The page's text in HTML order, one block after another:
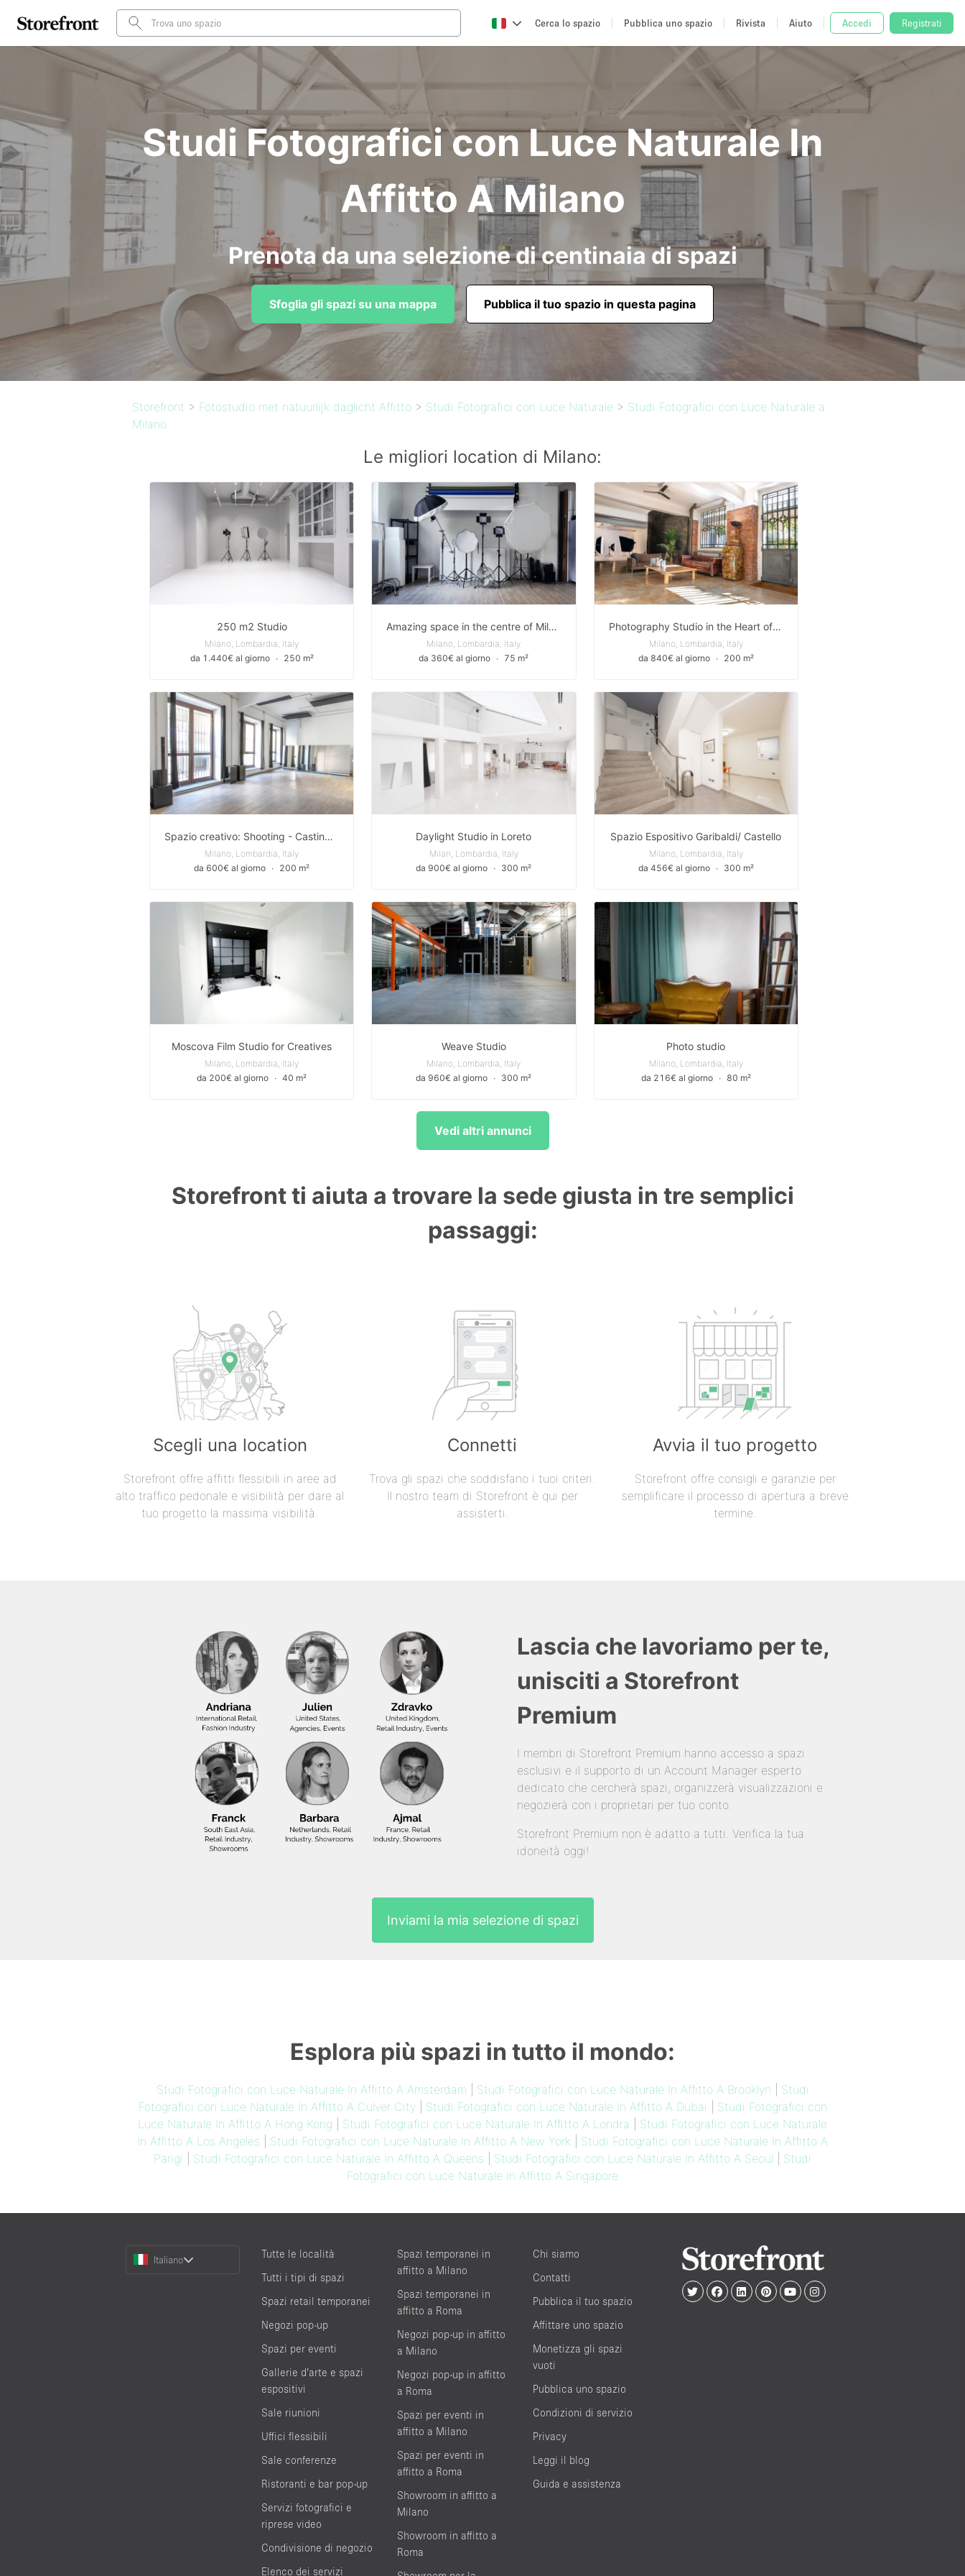
Cerca lo spazio Pubblica uno spazio Rivista Aiuto Accedi Registrati
Studi Fotografici con Luce Naturale In
Affitto A Milano
Prenota da una selezione di centinaia di spazi
Sfoglia gli spazi su una mappa Pubblica il tuo spazio in questa pagina
Storefront > Fotostudio met natuurlijk daglicht Affitto > Studi Fotografici con Luce Naturale > Studi Fotografici con Luce Naturale a
Milano
Le migliori location di Milano:
250 m2 Studio
Milano, Lombardia, Italy
da 1.440€ al giorno
∙ 250 m²
Amazing space in the centre of Milan - for Shootings, Showrooms and Events
Milano, Lombardia, Italy
da 360€ al giorno ∙ 75 m²
Photography Studio in the Heart of Milan – A Creative and Versatile Space
Milano, Lombardia, Italy
da 840€ al giorno
∙ 200 m²
Spazio creativo: Shooting - Casting - Mostre - Podcast - Sala prove
Milano, Lombardia, Italy
da 600€ al giorno ∙ 200 m²
Daylight Studio in Loreto
Milan, Lombardia, Italy
da 900€ al giorno ∙ 300 m²
Spazio Espositivo Garibaldi/ Castello
Milano, Lombardia, Italy
da 456€ al giorno
∙ 300 m²
Moscova Film Studio for Creatives
Milano, Lombardia, Italy
da 200€ al giorno ∙ 40 m²
Weave Studio
Milano, Lombardia, Italy
da 960€ al giorno ∙ 300 m²
Photo studio
Milano, Lombardia, Italy
da 216€ al giorno
∙ 80 m²
Vedi altri annunci
Storefront ti aiuta a trovare la sede giusta in tre semplici
passaggi:
Scegli una location
Storefront offre affitti flessibili in aree ad
alto traffico pedonale e visibilità per dare al
tuo progetto la massima visibilità.
Connetti
Trova gli spazi che soddisfano i tuoi criteri.
Il nostro team di Storefront è qui per
assisterti.
Avvia il tuo progetto
Storefront offre consigli e garanzie per
semplificare il processo di apertura a breve
termine.
Lascia che lavoriamo per te,
unisciti a Storefront
Premium
I membri di Storefront Premium hanno accesso a spazi
esclusivi e il supporto di un Account Manager esperto
dedicato che cercherà spazi, organizzerà visualizzazioni e
negozierà con i proprietari per tuo conto.
Storefront Premium non è adatto a tutti. Verifica la tua
idoneità oggi!
Inviami la mia selezione di spazi
Esplora più spazi in tutto il mondo:
Studi Fotografici con Luce Naturale In Affitto A Amsterdam Studi Fotografici con Luce Naturale In Affitto A Brooklyn
Studi
Fotografici con Luce Naturale In Affitto A Culver City| Studi Fotografici con Luce Naturale In Affitto A Dubai
Studi Fotografici con
Luce Naturale In Affitto A Hong Kong
Studi Fotografici con Luce Naturale In Affitto A Londra
Studi Fotografici con Luce Naturale
In Affitto A Los Angeles
Studi Fotografici con Luce Naturale In Affitto A New York
Studi Fotografici con Luce Naturale In Affitto A
Parigi
Studi Fotografici con Luce Naturale In Affitto A Queens Studi Fotografici con Luce Naturale In Affitto A Seoul
Studi
Fotografici con Luce Naturale In Affitto A Singapore
Choose
Italiano
Tutte le località
Tutti i tipi di spazi
Spazi retail temporanei
Negozi pop-up
Spazi per eventi
Gallerie d’arte e spazi
espositivi
Sale riunioni
Uffici flessibili
Sale conferenze
Ristoranti e bar pop-up
Servizi fotografici e
riprese video
Condivisione di negozio
Elenco dei servizi
Spazi temporanei in
affitto a Milano
Spazi temporanei in
affitto a Roma
Negozi pop-up in affitto
a Milano
Negozi pop-up in affitto
a Roma
Spazi per eventi in
affitto a Milano
Spazi per eventi in
affitto a Roma
Showroom in affitto a
Milano
Showroom in affitto a
Roma
Chi siamo
Contatti
Pubblica il tuo spazio
Affittare uno spazio
Monetizza gli spazi
vuoti
Pubblica uno spazio
Condizioni di servizio
Privacy
Leggi il blog
Guida e assistenza